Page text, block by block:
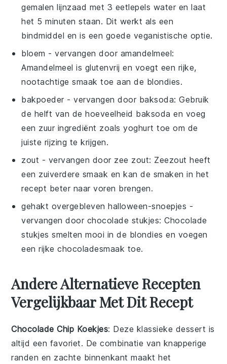
gemalen lijnzaad met 3 eetlepels water en laat
het 5 minuten staan. Dit werkt als een
bindmiddel en is een goede veganistische optie.
bloem - vervangen door amandelmeel:
Amandelmeel is glutenvrij en voegt een rijke,
nootachtige smaak toe aan de blondies.
bakpoeder - vervangen door baksoda: Gebruik
de helft van de hoeveelheid baksoda en voeg
een zuur ingrediënt zoals yoghurt toe om de
juiste rijzing te krijgen.
zout - vervangen door zee zout: Zeezout heeft
een zuiverdere smaak en kan de smaken in het
recept beter naar voren brengen.
gehakt overgebleven halloween-snoepjes -
vervangen door chocolade stukjes: Chocolade
stukjes smelten mooi in de blondies en voegen
een rijke chocoladesmaak toe.
Andere Alternatieve Recepten
Vergelijkbaar Met Dit Recept
Chocolade Chip Koekjes: Deze klassieke dessert is
altijd een favoriet. De combinatie van knapperige
randen en zachte binnenkant maakt het